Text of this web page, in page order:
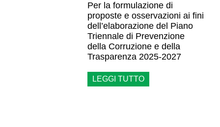
Per la formulazione di
proposte e osservazioni ai fini
dell’elaborazione del Piano
Triennale di Prevenzione
della Corruzione e della
Trasparenza 2025-2027
LEGGI TUTTO